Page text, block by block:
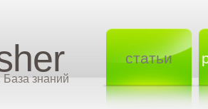
База знаний
статьи